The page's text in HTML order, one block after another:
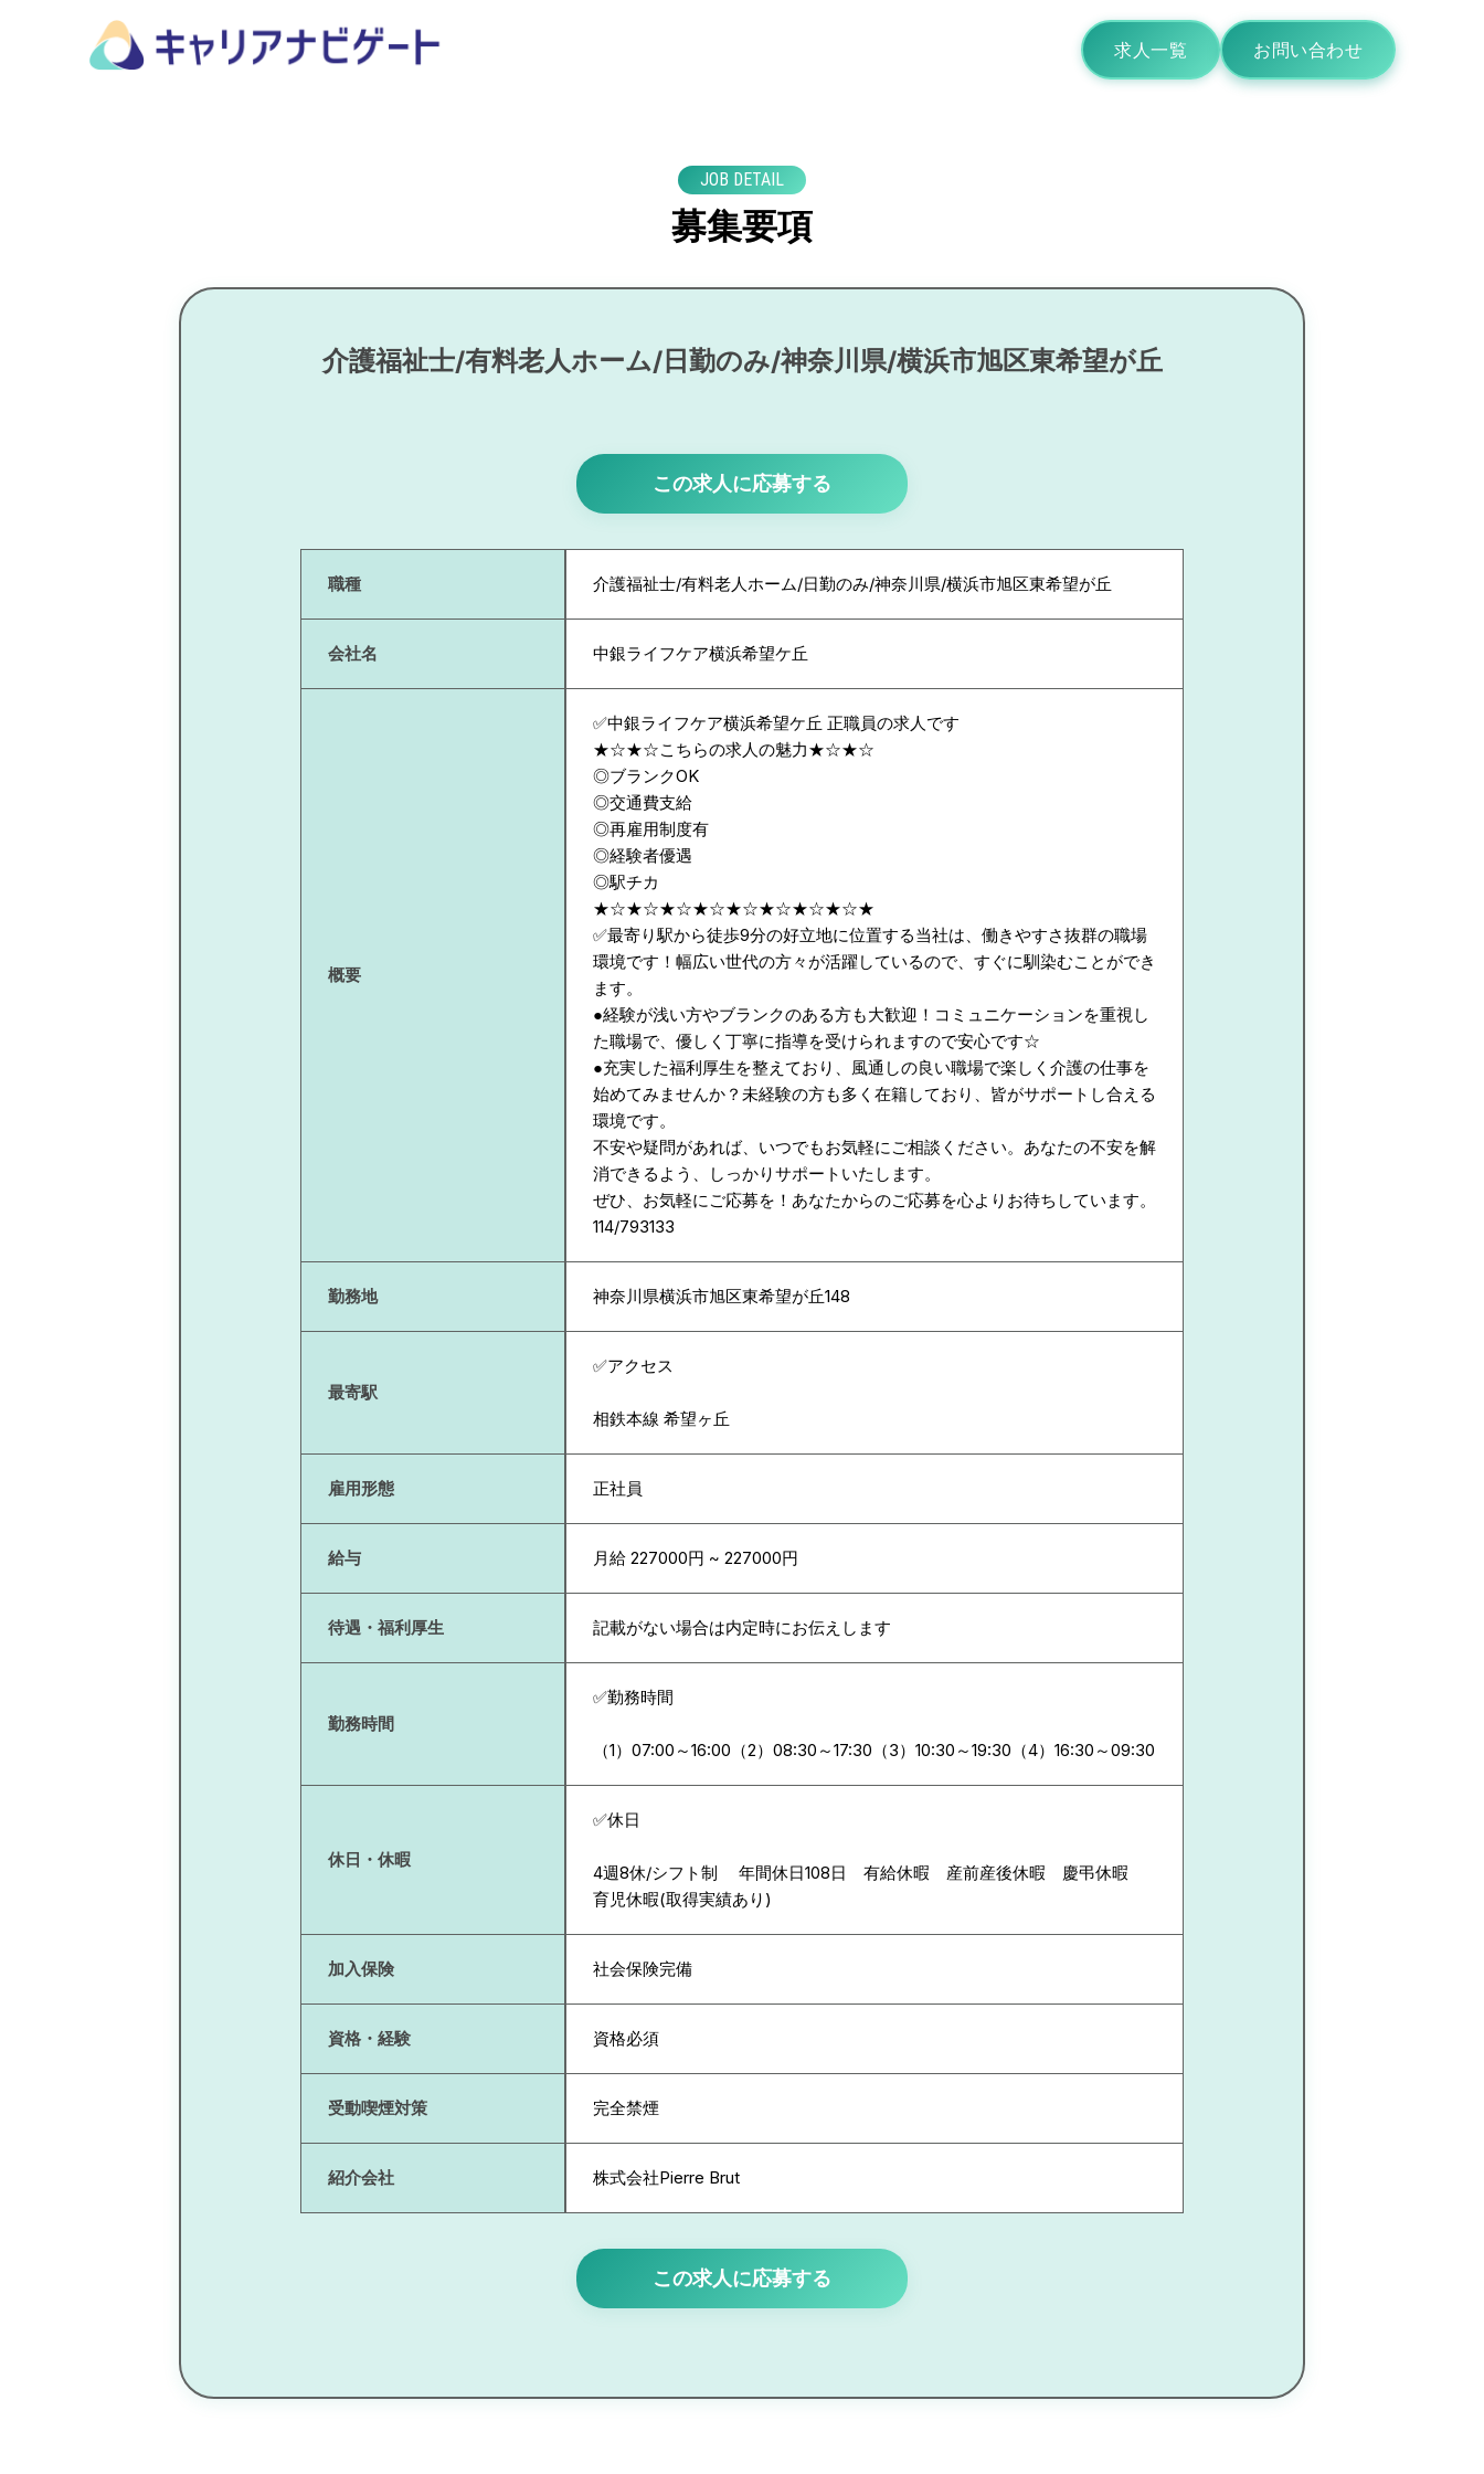
求人一覧 お問い合わせ
JOB DETAIL
募集要項
介護福祉士/有料老人ホーム/日勤のみ/神奈川県/横浜市旭区東希望が丘
この求人に応募する
職種 介護福祉士/有料老人ホーム/日勤のみ/神奈川県/横浜市旭区東希望が丘
会社名 中銀ライフケア横浜希望ケ丘
概要
✅中銀ライフケア横浜希望ケ丘 正職員の求人です
★☆★☆こちらの求人の魅力★☆★☆
◎ブランクOK
◎交通費支給
◎再雇用制度有
◎経験者優遇
◎駅チカ
★☆★☆★☆★☆★☆★☆★☆★☆★
✅最寄り駅から徒歩9分の好立地に位置する当社は、働きやすさ抜群の職場
環境です！幅広い世代の方々が活躍しているので、すぐに馴染むことができ
ます。
●経験が浅い方やブランクのある方も大歓迎！コミュニケーションを重視し
た職場で、優しく丁寧に指導を受けられますので安心です☆
●充実した福利厚生を整えており、風通しの良い職場で楽しく介護の仕事を
始めてみませんか？未経験の方も多く在籍しており、皆がサポートし合える
環境です。
不安や疑問があれば、いつでもお気軽にご相談ください。あなたの不安を解
消できるよう、しっかりサポートいたします。
ぜひ、お気軽にご応募を！あなたからのご応募を心よりお待ちしています。
114/793133
勤務地 神奈川県横浜市旭区東希望が丘148
最寄駅
✅アクセス
相鉄本線 希望ヶ丘
雇用形態 正社員
給与 月給 227000円 ~ 227000円
待遇・福利厚生 記載がない場合は内定時にお伝えします
勤務時間
✅勤務時間
（1）07:00～16:00（2）08:30～17:30（3）10:30～19:30（4）16:30～09:30
休日・休暇
✅休日
4週8休/シフト制 年間休日108日 有給休暇 産前産後休暇 慶弔休暇
育児休暇(取得実績あり)
加入保険 社会保険完備
資格・経験 資格必須
受動喫煙対策 完全禁煙
紹介会社 株式会社Pierre Brut
この求人に応募する